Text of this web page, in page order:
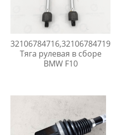
32106784716,32106784719
Тяга рулевая в сборе
BMW F10